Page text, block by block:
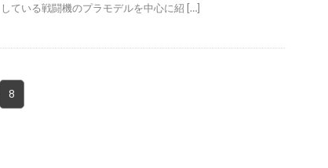
している戦闘機のプラモデルを中心に紹 […]
8